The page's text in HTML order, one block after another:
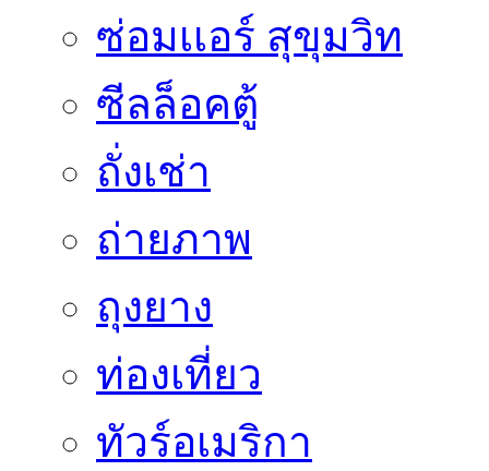
ซ่อมเเอร์ สุขุมวิท
ซีลล็อคตู้
ถั่งเช่า
ถ่ายภาพ
ถุงยาง
ท่องเที่ยว
ทัวร์อเมริกา